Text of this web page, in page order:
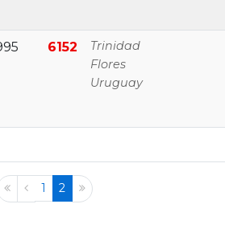
6152
Trinidad
Flores
Uruguay
1 2